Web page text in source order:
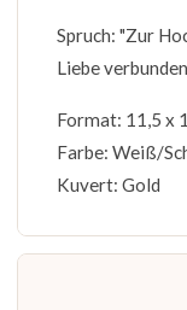
Spruch: "Zur
Liebe
Format: 11,5 x
Farbe: Weiß/
Kuvert: Gold